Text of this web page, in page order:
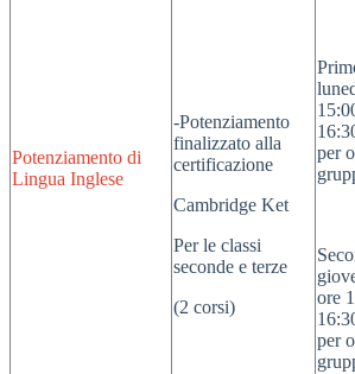
Potenziamento di
Lingua Inglese
-Potenziamento
finalizzato alla
certificazione
Cambridge Ket
Per le classi
seconde e terze
(2 corsi)
per
ore
per